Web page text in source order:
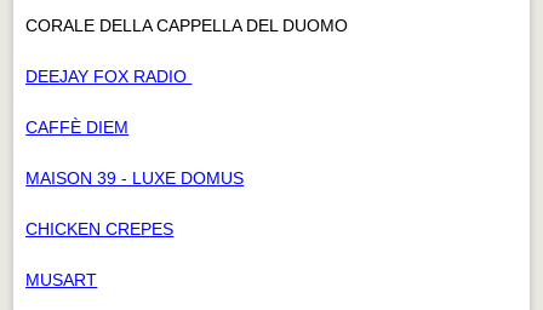
CORALE DELLA CAPPELLA DEL DUOMO
DEEJAY FOX RADIO
CAFFÈ DIEM
MAISON 39 - LUXE DOMUS
CHICKEN CREPES
MUSART